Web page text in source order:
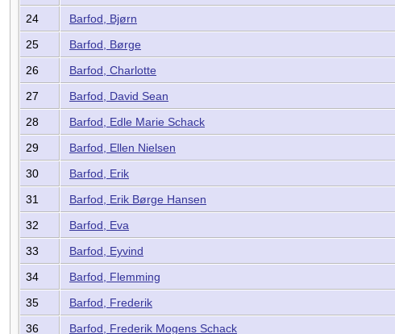
24
Barfod, Bjørn
25
Barfod, Børge
26
Barfod, Charlotte
27
Barfod, David Sean
28
Barfod, Edle Marie Schack
29
Barfod, Ellen Nielsen
30
Barfod, Erik
31
Barfod, Erik Børge Hansen
32
Barfod, Eva
33
Barfod, Eyvind
34
Barfod, Flemming
35
Barfod, Frederik
36
Barfod, Frederik Mogens Schack